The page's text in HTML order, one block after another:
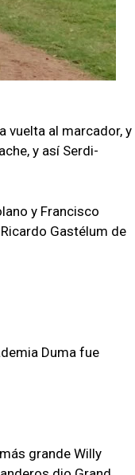
vuelta al marcador, y
y así Serdi-
y Francisco
Gastélum de
Duma fue
grande Willy